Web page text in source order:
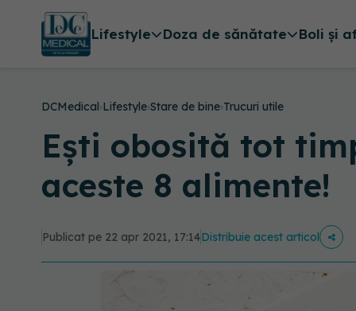
Lifestyle Doza de sănătate Boli și
DCMedical›Lifestyle›Stare de bine›Trucuri utile
Ești obosită tot
aceste 8 alimente!
Publicat pe 22 apr 2021, 17:14Distribuie acest articol